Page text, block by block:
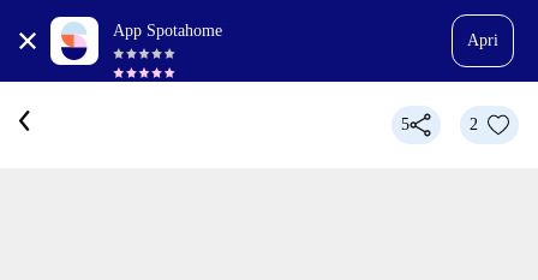
App Spotahome
Apri
5 2